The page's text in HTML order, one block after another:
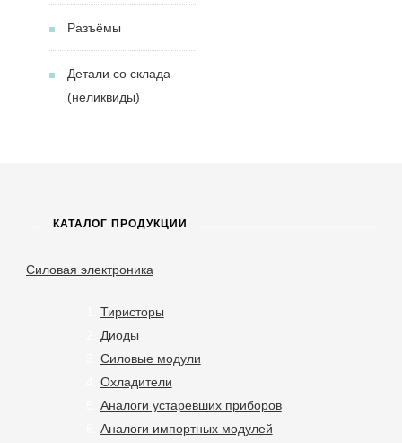
Разъёмы
Детали со склада
(неликвиды)
КАТАЛОГ ПРОДУКЦИИ
Силовая электроника
Тиристоры
Диоды
Силовые модули
Охладители
Аналоги устаревших приборов
Аналоги импортных модулей